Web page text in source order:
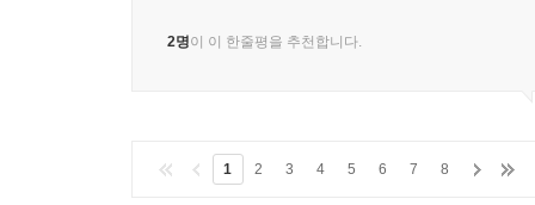
2명이 이 한줄평을 추천합니다.
1 2 3 4 5 6 7 8